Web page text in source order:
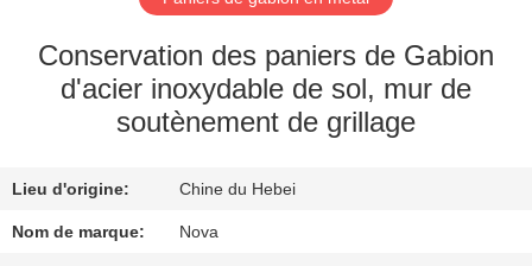
SPECTACLE
PROPOS
DE
Conservation des paniers de Gabion
d'acier inoxydable de sol, mur de
soutènement de grillage
Lieu d'origine: Chine du Hebei
Nom de marque: Nova